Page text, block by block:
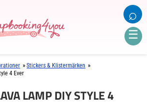
☰
⌕
»Stickers & Klistermärken »
4 Ever
LAMP DIY STYLE 4